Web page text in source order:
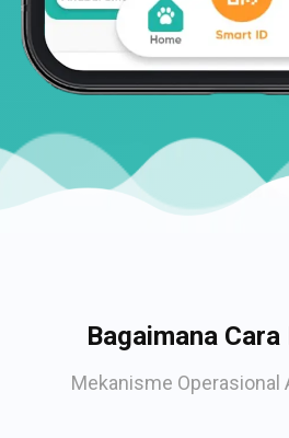
Bagaimana
Mekanisme Operasional